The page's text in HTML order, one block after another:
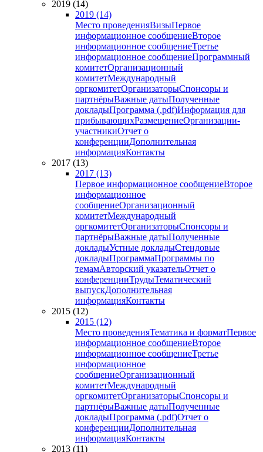
2019 (14)
2019 (14)
Место проведенияВизыПервое
информационное сообщениеВторое
информационное сообщениеТретье
информационное сообщениеПрограммный
комитетОрганизационный
комитетМеждународный
оргкомитетОрганизаторыСпонсоры и
партнёрыВажные датыПолученные
докладыПрограмма (.pdf)Информация для
прибывающихРазмещениеОрганизации-
участникиОтчет о
конференцииДополнительная
информацияКонтакты
2017 (13)
2017 (13)
Первое информационное сообщениеВторое
информационное
сообщениеОрганизационный
комитетМеждународный
оргкомитетОрганизаторыСпонсоры и
партнёрыВажные датыПолученные
докладыУстные докладыСтендовые
докладыПрограммаПрограммы по
темамАвторский указательОтчет о
конференцииТрудыТематический
выпускДополнительная
информацияКонтакты
2015 (12)
2015 (12)
Место проведенияТематика и форматПервое
информационное сообщениеВторое
информационное сообщениеТретье
информационное
сообщениеОрганизационный
комитетМеждународный
оргкомитетОрганизаторыСпонсоры и
партнёрыВажные датыПолученные
докладыПрограмма (.pdf)Отчет о
конференцииДополнительная
информацияКонтакты
2013 (11)